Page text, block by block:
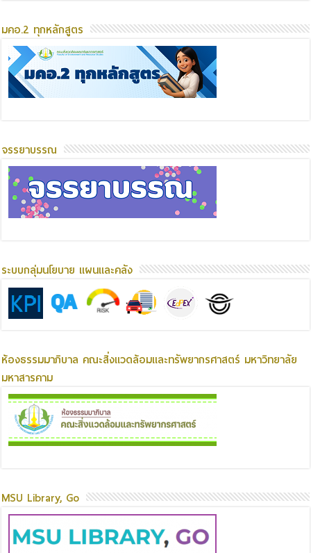
มคอ.2 ทุกหลักสูตร
จรรยาบรรณ
ระบบกลุ่มนโยบาย แผนและคลัง
ห้องธรรมมาภิบาล คณะสิ่งแวดล้อมและทรัพยากรศาสตร์ มหาวิทยาลัย
มหาสารคาม
MSU Library, Go